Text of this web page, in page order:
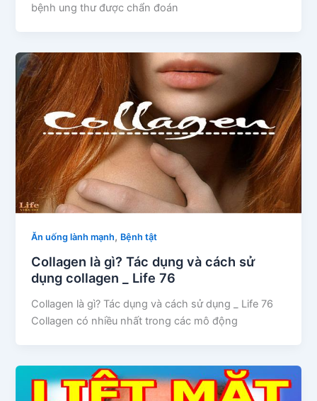
bệnh ung thư được chẩn đoán
Ăn uống lành mạnh, Bệnh tật
Collagen là gì? Tác dụng và cách sử
dụng collagen _ Life 76
Collagen là gì? Tác dụng và cách sử dụng _ Life 76
Collagen có nhiều nhất trong các mô động